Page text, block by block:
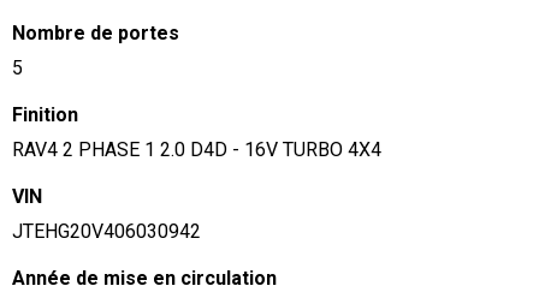
Nombre de portes
5
Finition
RAV4 2 PHASE 1 2.0 D4D - 16V TURBO 4X4
VIN
JTEHG20V406030942
Année de mise en circulation